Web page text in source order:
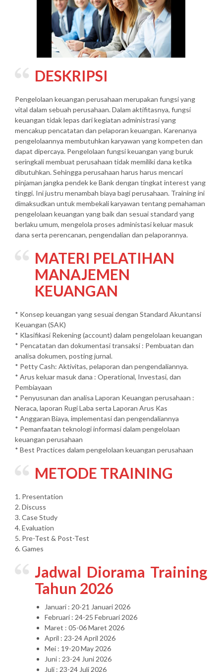
DESKRIPSI
Pengelolaan keuangan perusahaan merupakan fungsi yang
vital dalam sebuah perusahaan. Dalam aktifitasnya, fungsi
keuangan tidak lepas dari kegiatan administrasi yang
mencakup pencatatan dan pelaporan keuangan. Karenanya
pengelolaannya membutuhkan karyawan yang kompeten dan
dapat dipercaya. Pengelolaan fungsi keuangan yang buruk
seringkali membuat perusahaan tidak memiliki dana ketika
dibutuhkan. Sehingga perusahaan harus harus mencari
pinjaman jangka pendek ke Bank dengan tingkat interest yang
tinggi. Ini justru menambah biaya bagi perusahaan. Training ini
dimaksudkan untuk membekali karyawan tentang pemahaman
pengelolaan keuangan yang baik dan sesuai standard yang
berlaku umum, mengelola proses administasi keluar masuk
dana serta perencanan, pengendalian dan pelaporannya.
MATERI PELATIHAN
MANAJEMEN
KEUANGAN
* Konsep keuangan yang sesuai dengan Standard Akuntansi
Keuangan (SAK)
* Klasifikasi Rekening (account) dalam pengelolaan keuangan
* Pencatatan dan dokumentasi transaksi : Pembuatan dan
analisa dokumen, posting jurnal.
* Petty Cash: Aktivitas, pelaporan dan pengendaliannya.
* Arus keluar masuk dana : Operational, Investasi, dan
Pembiayaan
* Penyusunan dan analisa Laporan Keuangan perusahaan :
Neraca, laporan Rugi Laba serta Laporan Arus Kas
* Anggaran Biaya, implementasi dan pengendaliannya
* Pemanfaatan teknologi informasi dalam pengelolaan
keuangan perusahaan
* Best Practices dalam pengelolaan keuangan perusahaan
METODE TRAINING
1. Presentation
2. Discuss
3. Case Study
4. Evaluation
5. Pre-Test & Post-Test
6. Games
Jadwal Diorama Training
Tahun 2026
Januari : 20-21 Januari 2026
Februari : 24-25 Februari 2026
Maret : 05-06 Maret 2026
April : 23-24 April 2026
Mei : 19-20 May 2026
Juni : 23-24 Juni 2026
Juli : 23-24 Juli 2026